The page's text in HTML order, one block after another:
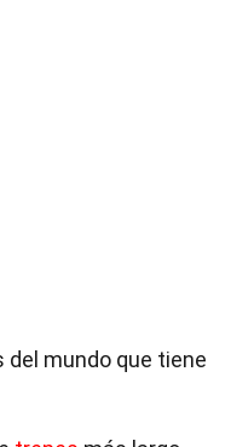
del mundo que tiene